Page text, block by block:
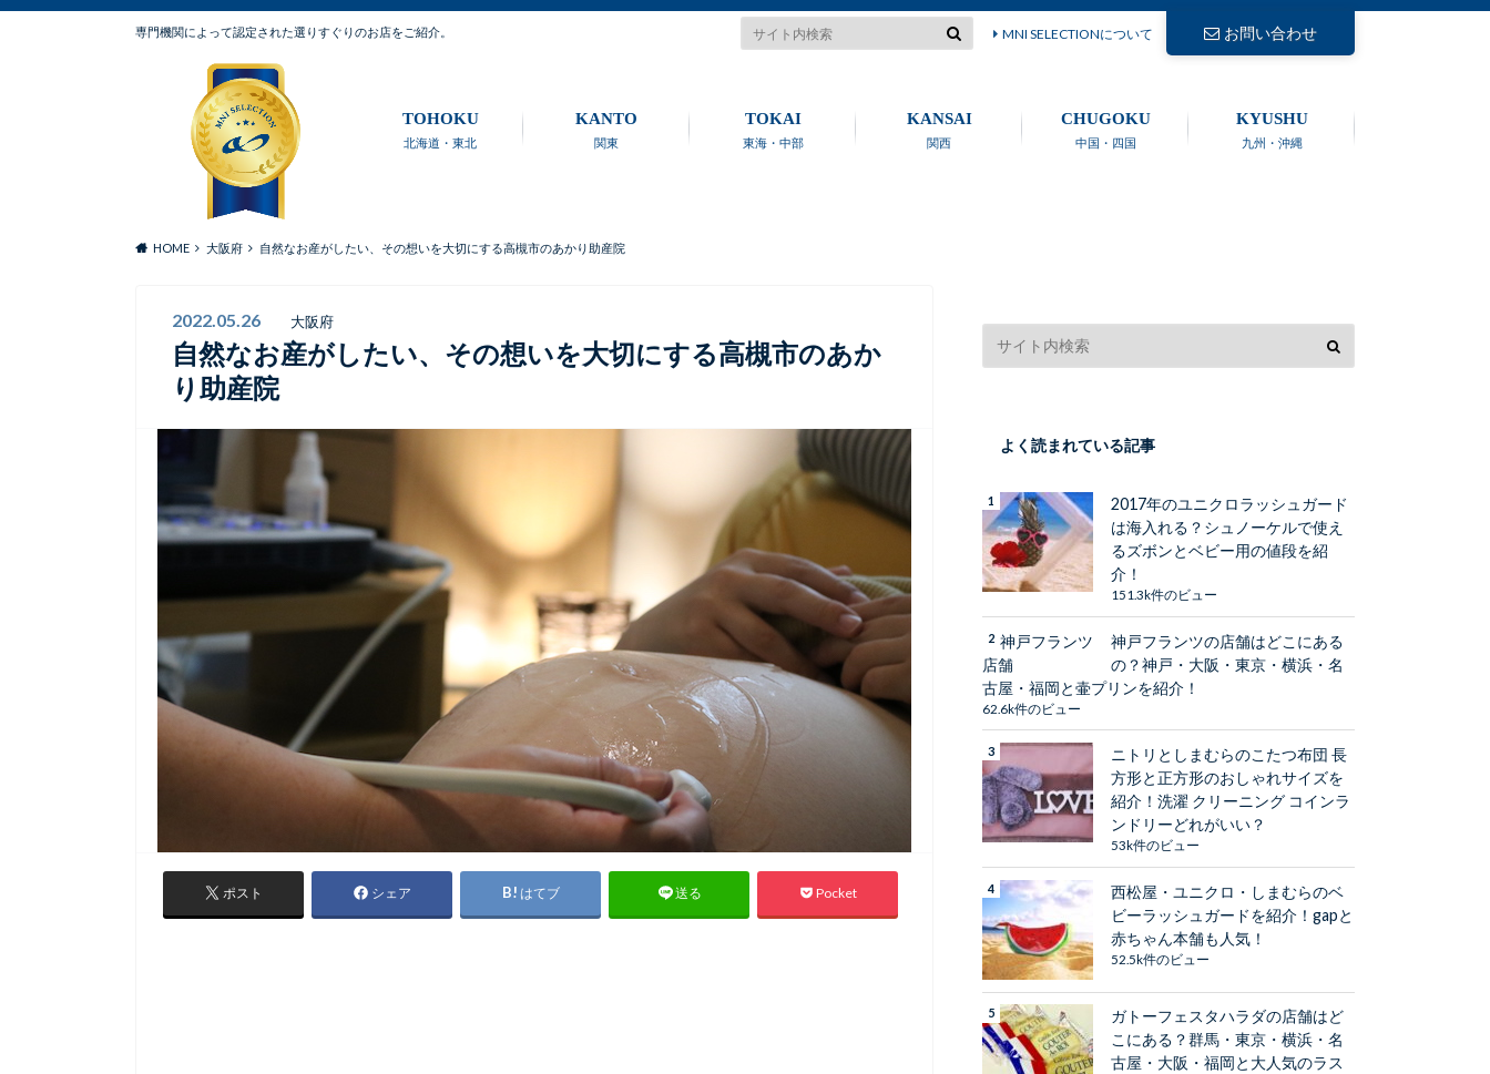
専門機関によって認定された選りすぐりのお店をご紹介。 お問い合わせ
MNI SELECTIONについて
北海道・東北
TOHOKU
関東
KANTO
東海・中部
TOKAI
関西
KANSAI
中国・四国
CHUGOKU
九州・沖縄
KYUSHU
HOME 大阪府 自然なお産がしたい、その想いを大切にする高槻市のあかり助産院
2022.05.26 大阪府
自然なお産がしたい、その想いを大切にする高槻市のあか
り助産院
ポスト シェア はてブ 送る Pocket
よく読まれている記事
2017年のユニクロラッシュガード
は海入れる？シュノーケルで使え
るズボンとベビー用の値段を紹
介！
151.3k件のビュー
神戸フランツの店舗はどこにある
の？神戸・大阪・東京・横浜・名
古屋・福岡と壷プリンを紹介！
62.6k件のビュー
ニトリとしまむらのこたつ布団 長
方形と正方形のおしゃれサイズを
紹介！洗濯 クリーニング コインラ
ンドリーどれがいい？
53k件のビュー
西松屋・ユニクロ・しまむらのベ
ビーラッシュガードを紹介！gapと
赤ちゃん本舗も人気！
52.5k件のビュー
ガトーフェスタハラダの店舗はど
こにある？群馬・東京・横浜・名
古屋・大阪・福岡と大人気のラス